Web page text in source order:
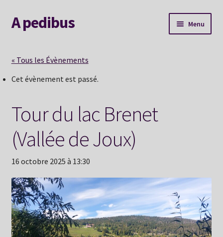
Aller
à
navigation
Aller
au
A pedibus Menu
Nouvelle voie
Album souvenirs
Mon Hexaperso 2026
« Tous les Évènements
Cet évènement est passé.
Tour du lac Brenet
(Vallée de Joux)
16 octobre 2025 à 13:30